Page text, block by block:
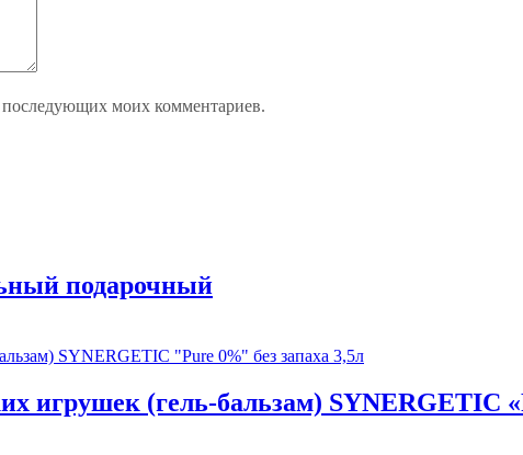
последующих моих комментариев.
подарочный
игрушек (гель-бальзам) SYNERGETIC